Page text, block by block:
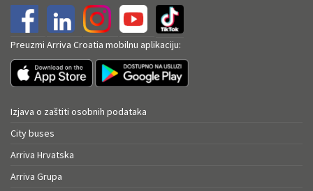
Preuzmi Arriva Croatia mobilnu aplikaciju:
Izjava o zaštiti osobnih podataka
City buses
Arriva Hrvatska
Arriva Grupa